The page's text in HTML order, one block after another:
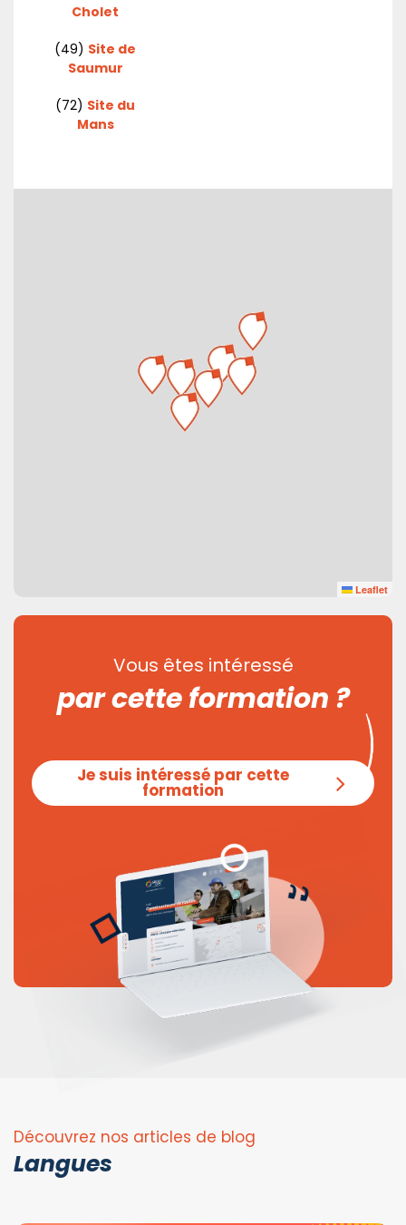
Cholet
(49) Site de
Saumur
(72) Site du
Mans
Leaflet
Vous êtes intéressé
par cette formation ?
Je suis intéressé par cette
formation
Découvrez nos articles de blog
Langues